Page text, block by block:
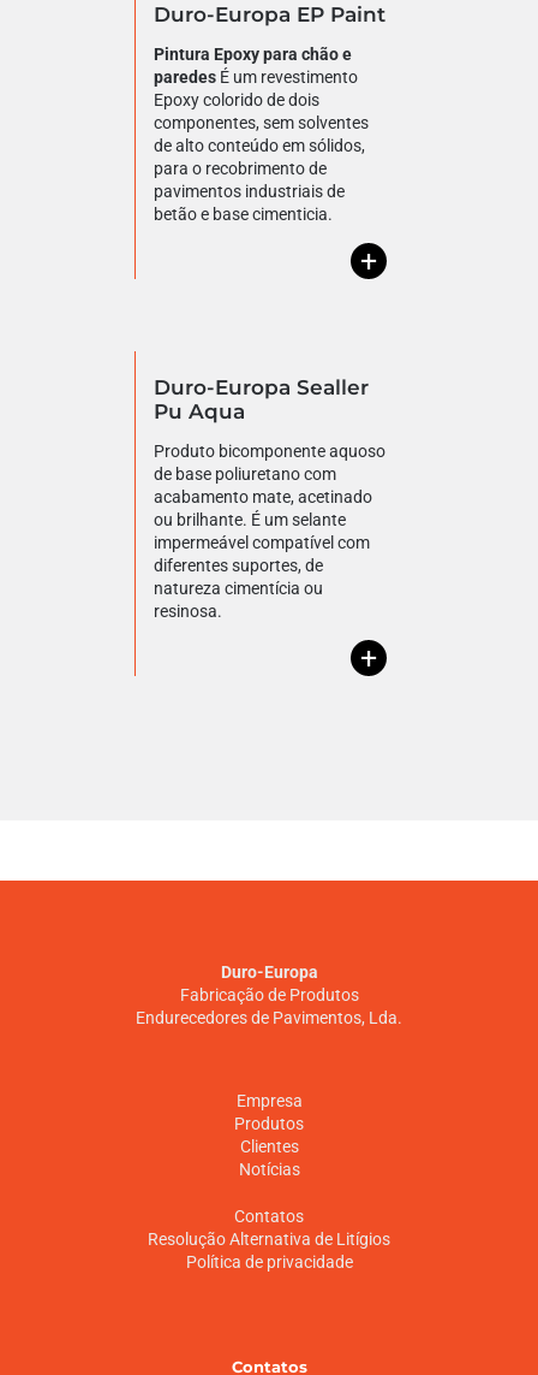
Duro-Europa EP Paint
Pintura Epoxy para chão e
paredes É um revestimento
Epoxy colorido de dois
componentes, sem solventes
de alto conteúdo em sólidos,
para o recobrimento de
pavimentos industriais de
betão e base cimenticia.
+
Duro-Europa Sealler
Pu Aqua
Produto bicomponente aquoso
de base poliuretano com
acabamento mate, acetinado
ou brilhante. É um selante
impermeável compatível com
diferentes suportes, de
natureza cimentícia ou
resinosa.
+
Duro-Europa
Fabricação de Produtos
Endurecedores de Pavimentos, Lda.
Empresa
Produtos
Clientes
Notícias
Contatos
Resolução Alternativa de Litígios
Política de privacidade
Contatos